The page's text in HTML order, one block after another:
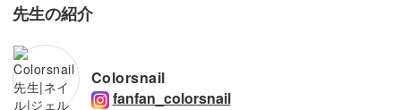
先生の紹介
Colorsnail
fanfan_colorsnail